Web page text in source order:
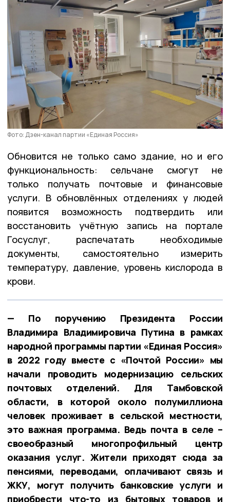
Фото: Дзен-канал партии «Единая Россия»
Обновится не только само здание, но и его
функциональность: сельчане смогут не
только получать почтовые и финансовые
услуги. В обновлённых отделениях у людей
появится возможность подтвердить или
восстановить учётную запись на портале
Госуслуг, распечатать необходимые
документы, самостоятельно измерить
температуру, давление, уровень кислорода в
крови.
— По поручению Президента России
Владимира Владимировича Путина в рамках
народной программы партии «Единая Россия»
в 2022 году вместе с «Почтой России» мы
начали проводить модернизацию сельских
почтовых отделений. Для Тамбовской
области, в которой около полумиллиона
человек проживает в сельской местности,
это важная программа. Ведь почта в селе –
своеобразный многопрофильный центр
оказания услуг. Жители приходят сюда за
пенсиями, переводами, оплачивают связь и
ЖКУ, могут получить банковские услуги и
приобрести что-то из бытовых товаров и